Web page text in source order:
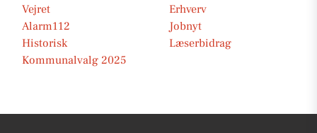
Vejret
Erhverv
Alarm112
Jobnyt
Historisk
Læserbidrag
Kommunalvalg 2025